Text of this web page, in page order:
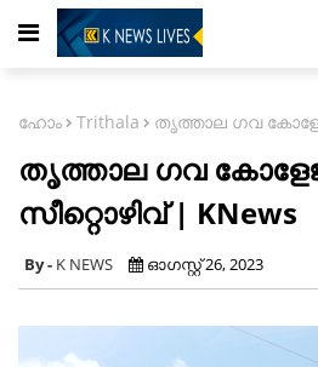
ഹോം Trithala തൃത്താല ഗവ
തൃത്താല ഗവ
സീറ്റൊഴിവ് | KNews
K NEWS ഓഗസ്റ്റ് 26, 2023